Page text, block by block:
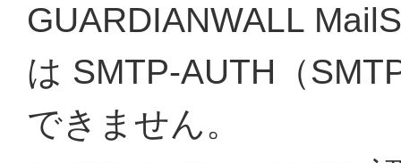
GUARDIANWALL
は SMTP-AUTH（
できません。